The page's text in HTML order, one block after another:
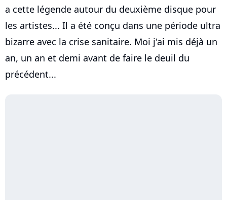
a cette légende autour du deuxième disque pour
les artistes... Il a été conçu dans une période ultra
bizarre avec la crise sanitaire. Moi j'ai mis déjà un
an, un an et demi avant de faire le deuil du
précédent...